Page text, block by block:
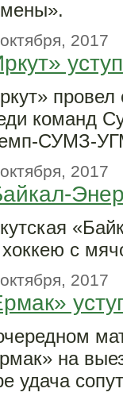
2017
провел
команд
СУМЗ-
2017
с
2017
на
удача